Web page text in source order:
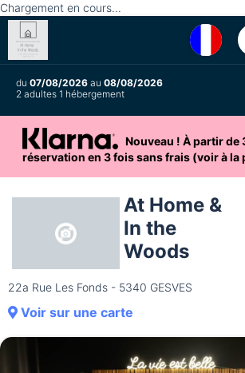
Chargement en cours...
du 07/08/2026 au 08/08/2026
2 adultes 1 hébergement
Nouveau ! À partir
réservation en 3 fois sans frais (voir à la
At Home &
In the
Woods
22a Rue Les Fonds - 5340 GESVES
Voir sur une carte